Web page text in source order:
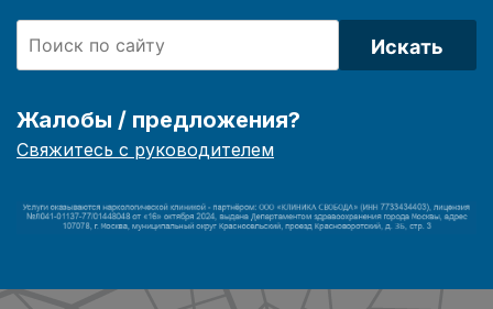
Искать
Жалобы / предложения?
Свяжитесь с руководителем